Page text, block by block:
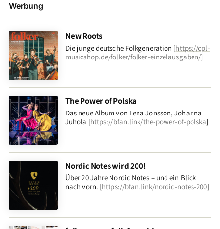
Werbung
New Roots
Die junge deutsche Folkgeneration [https://cpl-
musicshop.de/folker/folker-einzelausgaben/]
The Power of Polska
Das neue Album von Lena Jonsson, Johanna
Juhola [https://bfan.link/the-power-of-polska]
Nordic Notes wird 200!
Über 20 Jahre Nordic Notes – und ein Blick
nach vorn. [https://bfan.link/nordic-notes-200]